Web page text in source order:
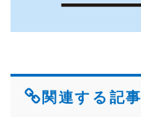
関連する記事